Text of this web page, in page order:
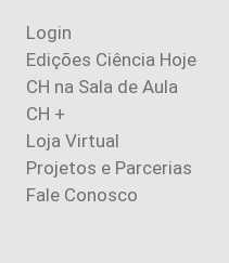
Login
Edições Ciência Hoje
CH na Sala de Aula
CH +
Loja Virtual
Projetos e Parcerias
Fale Conosco